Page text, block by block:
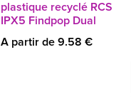
plastique recyclé RCS
IPX5 Findpop Dual
A partir de 9.58 €